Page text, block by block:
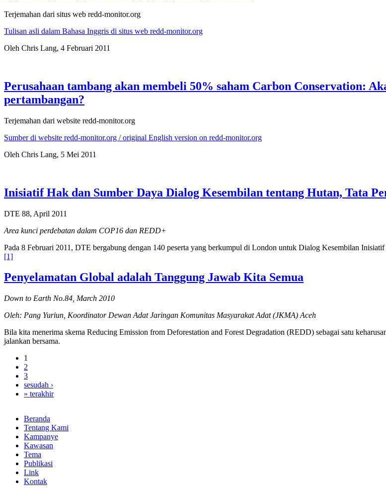
Terjemahan dari situs web redd-monitor.org
Tulisan asli dalam Bahasa Inggris di situs web redd-monitor.org
Oleh Chris Lang, 4 Februari 2011
Perusahaan tambang akan membeli 50% saham Carbon Conservation:
pertambangan?
Terjemahan dari website redd-monitor.org
Sumber di website redd-monitor.org / original English version on redd-monitor.org
Oleh Chris Lang, 5 Mei 2011
Inisiatif Hak dan Sumber Daya Dialog Kesembilan tentang Hutan, Tata
DTE 88, April 2011
Area kunci perdebatan dalam COP16 dan REDD+
Pada 8 Februari 2011, DTE bergabung dengan 140 peserta yang berkumpul di London untuk Dialog Kesembilan
[1]
Penyelamatan Global adalah Tanggung Jawab Kita Semua
Down to Earth No.84, March 2010
Oleh: Pang Yuriun, Koordinator Dewan Adat Jaringan Komunitas Masyarakat Adat (JKMA) Aceh
Bila kita menerima skema Reducing Emission from Deforestation and Forest Degradation (REDD) sebagai satu
jalankan bersama.
1
2
3
sesudah ›
» terakhir
Beranda
Tentang Kami
Kampanye
Kawasan
Tema
Publikasi
Link
Kontak